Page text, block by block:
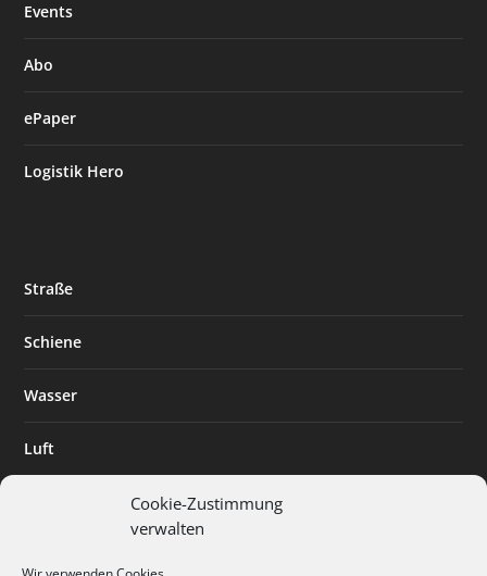
Cookie-Zustimmung
verwalten
Events
Abo
ePaper
Logistik Hero
Straße
Schiene
Wasser
Luft